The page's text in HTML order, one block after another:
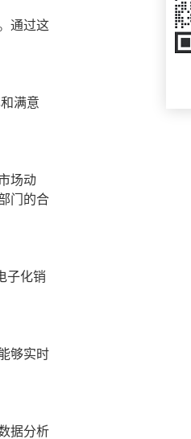
通过这
满意
场动
门的合
子化销
够实时
据分析